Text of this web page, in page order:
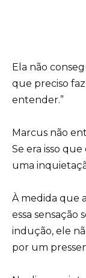
Ela não
que preciso
entender.”
Marcus não
Se era isso
uma
À medida que
essa sensação
indução, ele
por um